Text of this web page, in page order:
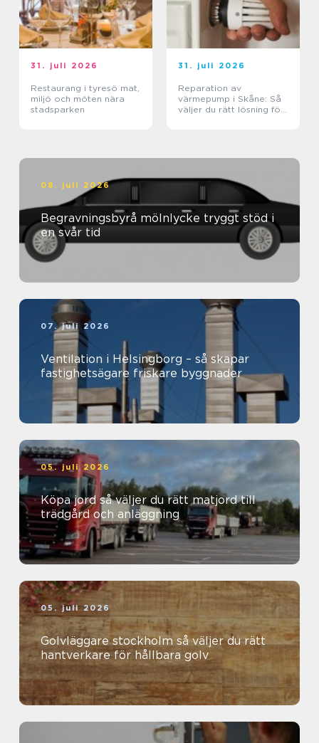
31. juli 2026
Restaurang i tyresö mat,
miljö och möten nära
stadsparken
31. juli 2026
Reparation av
värmepump i Skåne: Så
väljer du rätt lösning för
08. juli 2026
Begravningsbyrå mölnlycke tryggt stöd i
en svår tid
07. juli 2026
Ventilation i Helsingborg – så skapar
fastighetsägare friskare byggnader
05. juli 2026
Köpa jord så väljer du rätt matjord till
trädgård och anläggning
05. juli 2026
Golvläggare stockholm så väljer du rätt
hantverkare för hållbara golv